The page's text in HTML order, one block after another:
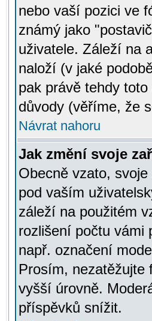
nebo vaší pozici ve
známý jako
uživatele. Záleží na
naloží (v jaké
pak právě tehdy
důvody (věříme, že
Návrat nahoru
Jak změní svoje
Obecně vzato,
pod vaším
záleží na použitém
rozlišení počtu vámi
např. označení
Prosím, nezatěžujte
vyšší úrovně.
příspěvků snížit.